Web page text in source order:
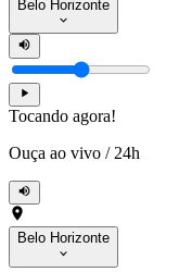
Belo Horizonte
Tocando agora!
Ouça ao vivo / 24h
Belo Horizonte